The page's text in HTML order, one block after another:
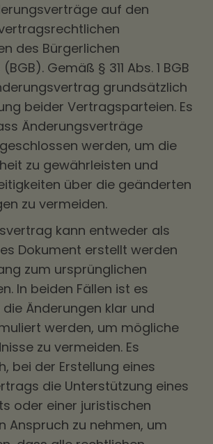
auf den
des Bürgerlichen
Gemäß § 311 Abs. 1 BGB
grundsätzlich
beider Vertragsparteien. Es
Änderungsverträge
werden, um die
zu gewährleisten und
über die geänderten
zu vermeiden.
kann entweder als
Dokument erstellt werden
zum ursprünglichen
In beiden Fällen ist es
Änderungen klar und
werden, um mögliche
zu vermeiden. Es
bei der Erstellung eines
die Unterstützung eines
oder einer juristischen
Anspruch zu nehmen, um